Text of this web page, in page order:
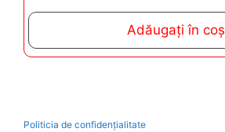
o
5
Adăugați în coș
Politicia de confidențialitate